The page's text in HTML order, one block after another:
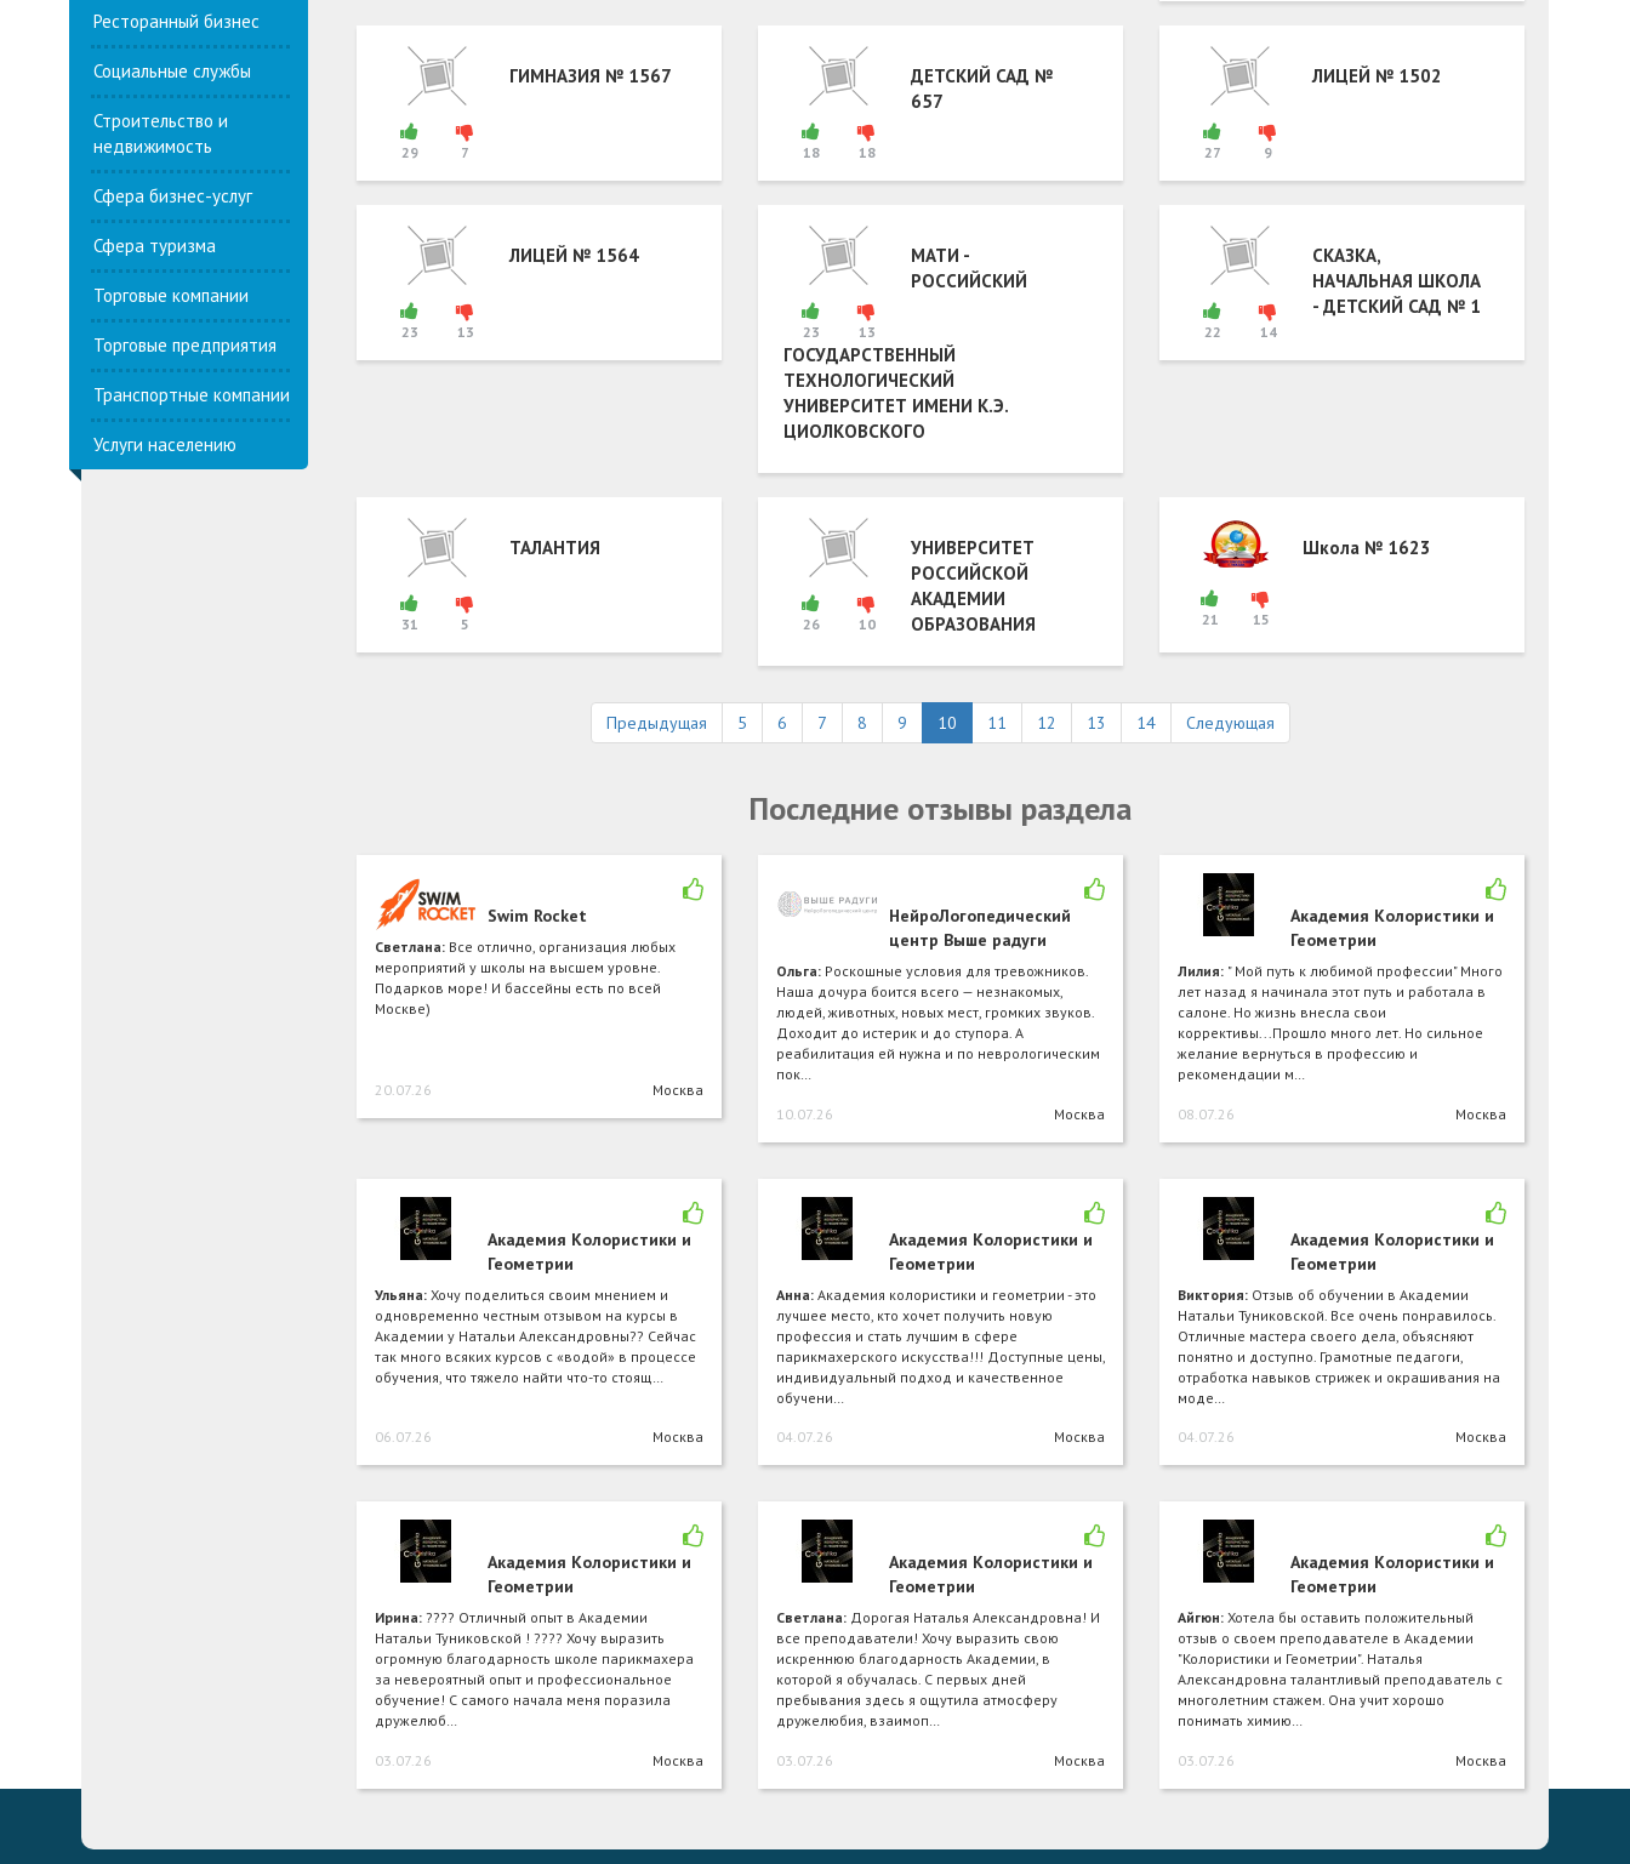
Ресторанный бизнес
Социальные службы
Строительство и
недвижимость
Сфера бизнес-услуг
Сфера туризма
Торговые компании
Торговые предприятия
Транспортные компании
Услуги населению
29 7
ГИМНАЗИЯ № 1567
18 18
ДЕТСКИЙ САД №
657
27 9
ЛИЦЕЙ № 1502
23 13
ЛИЦЕЙ № 1564
23 13
МАТИ -
РОССИЙСКИЙ
ГОСУДАРСТВЕННЫЙ
ТЕХНОЛОГИЧЕСКИЙ
УНИВЕРСИТЕТ ИМЕНИ К.Э.
ЦИОЛКОВСКОГО
22 14
СКАЗКА,
НАЧАЛЬНАЯ ШКОЛА
- ДЕТСКИЙ САД № 1
31 5
ТАЛАНТИЯ
26 10
УНИВЕРСИТЕТ
РОССИЙСКОЙ
АКАДЕМИИ
ОБРАЗОВАНИЯ
21 15
Школа № 1623
Предыдущая 5 6 7 8 9 10 11 12 13 14 Следующая
Последние отзывы раздела
Swim Rocket
Светлана: Все отлично, организация любых
мероприятий у школы на высшем уровне.
Подарков море! И бассейны есть по всей
Москве)
20.07.26 Москва
НейроЛогопедический
центр Выше радуги
Ольга: Роскошные условия для тревожников.
Наша дочура боится всего — незнакомых,
людей, животных, новых мест, громких звуков.
Доходит до истерик и до ступора. А
реабилитация ей нужна и по неврологическим
пок…
10.07.26 Москва
Академия Колористики и
Геометрии
Лилия: " Мой путь к любимой профессии" Много
лет назад я начинала этот путь и работала в
салоне. Но жизнь внесла свои
коррективы...Прошло много лет. Но сильное
желание вернуться в профессию и
рекомендации м…
08.07.26 Москва
Академия Колористики и
Геометрии
Ульяна: Хочу поделиться своим мнением и
одновременно честным отзывом на курсы в
Академии у Натальи Александровны?? Сейчас
так много всяких курсов с «водой» в процессе
обучения, что тяжело найти что-то стоящ…
06.07.26 Москва
Академия Колористики и
Геометрии
Анна: Академия колористики и геометрии - это
лучшее место, кто хочет получить новую
профессия и стать лучшим в сфере
парикмахерского искусства!!! Доступные цены,
индивидуальный подход и качественное
обучени…
04.07.26 Москва
Академия Колористики и
Геометрии
Виктория: Отзыв об обучении в Академии
Натальи Туниковской. Все очень понравилось.
Отличные мастера своего дела, объясняют
понятно и доступно. Грамотные педагоги,
отработка навыков стрижек и окрашивания на
моде…
04.07.26 Москва
Академия Колористики и
Геометрии
Ирина: ???? Отличный опыт в Академии
Натальи Туниковской ! ???? Хочу выразить
огромную благодарность школе парикмахера
за невероятный опыт и профессиональное
обучение! С самого начала меня поразила
дружелюб…
03.07.26 Москва
Академия Колористики и
Геометрии
Светлана: Дорогая Наталья Александровна! И
все преподаватели! Хочу выразить свою
искреннюю благодарность Академии, в
которой я обучалась. С первых дней
пребывания здесь я ощутила атмосферу
дружелюбия, взаимоп…
03.07.26 Москва
Академия Колористики и
Геометрии
Айгюн: Хотела бы оставить положительный
отзыв о своем преподавателе в Академии
"Колористики и Геометрии". Наталья
Александровна талантливый преподаватель с
многолетним стажем. Она учит хорошо
понимать химию…
03.07.26 Москва